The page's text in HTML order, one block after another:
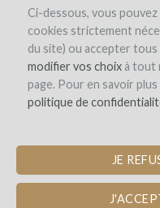
Ci-dessous, vous
cookies strictement
du site) ou accepter
modifier vos choixà tout
page. Pour en savoir
politique de
JE
ACHAT D'UNE
Avis d'experts
WineFunders